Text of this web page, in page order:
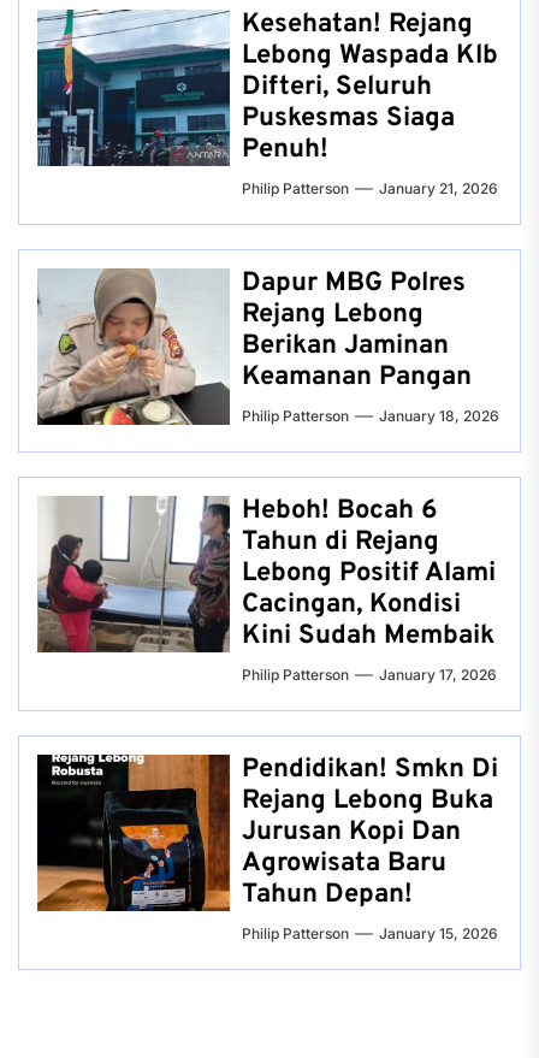
Kesehatan! Rejang
Lebong Waspada Klb
Difteri, Seluruh
Puskesmas Siaga
Penuh!
Philip Patterson January 21, 2026
Dapur MBG Polres
Rejang Lebong
Berikan Jaminan
Keamanan Pangan
Philip Patterson January 18, 2026
Heboh! Bocah 6
Tahun di Rejang
Lebong Positif Alami
Cacingan, Kondisi
Kini Sudah Membaik
Philip Patterson January 17, 2026
Pendidikan! Smkn Di
Rejang Lebong Buka
Jurusan Kopi Dan
Agrowisata Baru
Tahun Depan!
Philip Patterson January 15, 2026